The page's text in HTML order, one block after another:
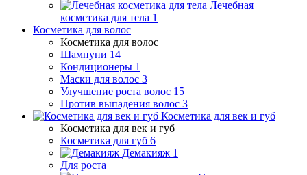
Лечебная
косметика для тела 1
Косметика для волос
Косметика для волос
Шампуни 14
Кондиционеры 1
Маски для волос 3
Улучшение роста волос 15
Против выпадения волос 3
Косметика для век и губ
Косметика для век и губ
Косметика для губ 6
Демакияж 1
Для роста